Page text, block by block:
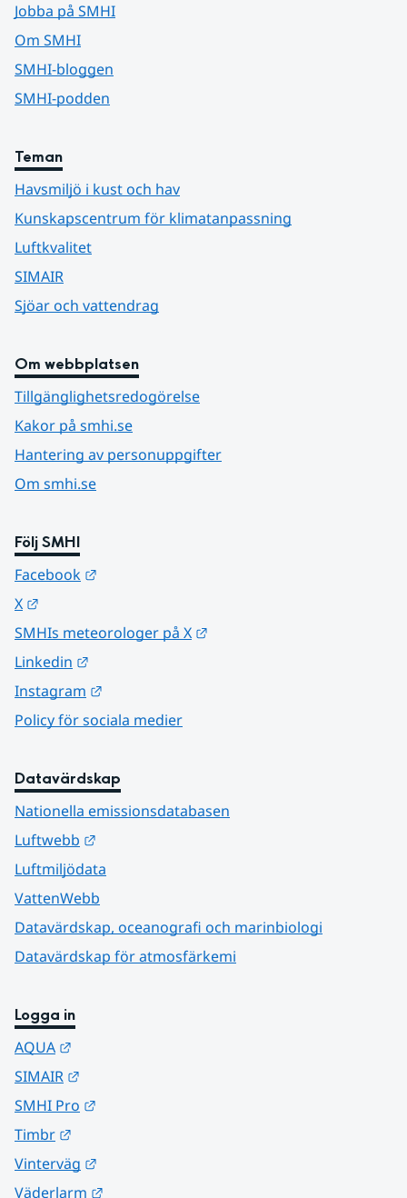
Jobba på SMHI
Om SMHI
SMHI-bloggen
SMHI-podden
Teman
Havsmiljö i kust och hav
Kunskapscentrum för klimatanpassning
Luftkvalitet
SIMAIR
Sjöar och vattendrag
Om webbplatsen
Tillgänglighetsredogörelse
Kakor på smhi.se
Hantering av personuppgifter
Om smhi.se
Följ SMHI
Facebook
X
SMHIs meteorologer på X
Linkedin
Instagram
Policy för sociala medier
Datavärdskap
Nationella emissionsdatabasen
Luftwebb
Luftmiljödata
VattenWebb
Datavärdskap, oceanografi och marinbiologi
Datavärdskap för atmosfärkemi
Logga in
AQUA
SIMAIR
SMHI Pro
Timbr
Vinterväg
Väderlarm